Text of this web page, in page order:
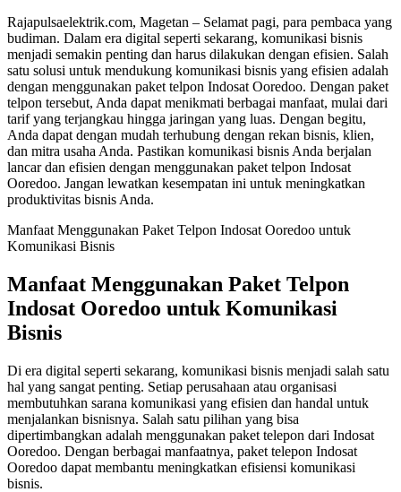
Rajapulsaelektrik.com, Magetan – Selamat pagi, para pembaca yang
budiman. Dalam era digital seperti sekarang, komunikasi bisnis
menjadi semakin penting dan harus dilakukan dengan efisien. Salah
satu solusi untuk mendukung komunikasi bisnis yang efisien adalah
dengan menggunakan paket telpon Indosat Ooredoo. Dengan paket
telpon tersebut, Anda dapat menikmati berbagai manfaat, mulai dari
tarif yang terjangkau hingga jaringan yang luas. Dengan begitu,
Anda dapat dengan mudah terhubung dengan rekan bisnis, klien,
dan mitra usaha Anda. Pastikan komunikasi bisnis Anda berjalan
lancar dan efisien dengan menggunakan paket telpon Indosat
Ooredoo. Jangan lewatkan kesempatan ini untuk meningkatkan
produktivitas bisnis Anda.
Manfaat Menggunakan Paket Telpon Indosat Ooredoo untuk
Komunikasi Bisnis
Manfaat Menggunakan Paket Telpon
Indosat Ooredoo untuk Komunikasi
Bisnis
Di era digital seperti sekarang, komunikasi bisnis menjadi salah satu
hal yang sangat penting. Setiap perusahaan atau organisasi
membutuhkan sarana komunikasi yang efisien dan handal untuk
menjalankan bisnisnya. Salah satu pilihan yang bisa
dipertimbangkan adalah menggunakan paket telepon dari Indosat
Ooredoo. Dengan berbagai manfaatnya, paket telepon Indosat
Ooredoo dapat membantu meningkatkan efisiensi komunikasi
bisnis.